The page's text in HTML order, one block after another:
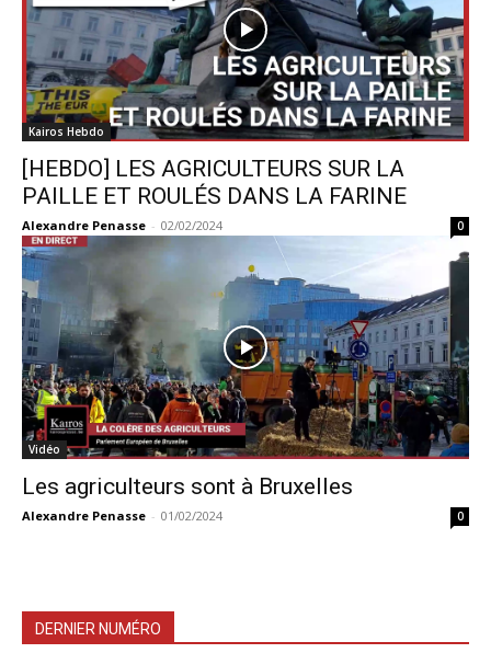
Kairos Hebdo
[HEBDO] LES AGRICULTEURS SUR LA
PAILLE ET ROULÉS DANS LA FARINE
Alexandre Penasse - 02/02/2024 0
Vidéo
Les agriculteurs sont à Bruxelles
Alexandre Penasse - 01/02/2024 0
DERNIER NUMÉRO